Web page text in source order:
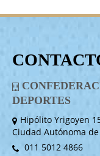
DEPORTES
Hipólito Yrigoyen
Ciudad Autónoma
011 5012 4866